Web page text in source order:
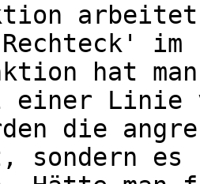
im
hat
einer Linie
die
sondern es